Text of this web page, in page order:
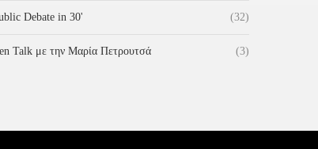
Debate in 30' (32)
Talk με την Μαρία Πετρουτσά (3)